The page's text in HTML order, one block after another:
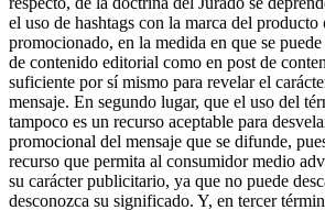
el uso de hashtags con la marca del producto
promocionado, en la medida en que se
de contenido editorial como en post de
suficiente por sí mismo para revelar el
mensaje. En segundo lugar, que el uso del
tampoco es un recurso aceptable para
promocional del mensaje que se difunde,
recurso que permita al consumidor medio
su carácter publicitario, ya que no puede
desconozca su significado. Y, en tercer